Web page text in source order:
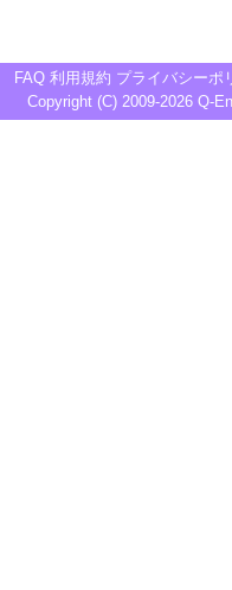
FAQ 利用規約 プライバシーポ
Copyright (C) 2009-2026 Q-